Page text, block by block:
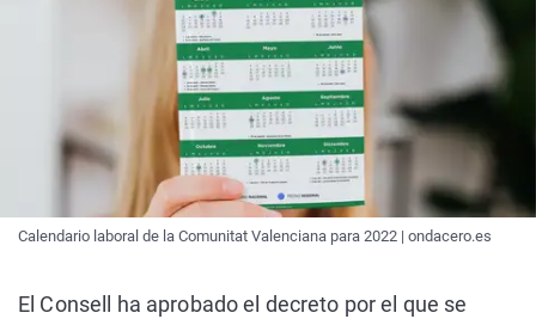
Calendario laboral de la Comunitat Valenciana para 2022 | ondacero.es
El Consell ha aprobado el decreto por el que se